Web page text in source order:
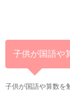
子供が国語や
子供が国語や算数を